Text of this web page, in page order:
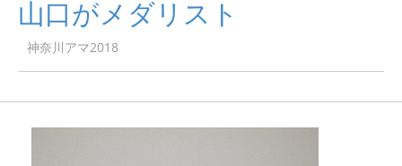
山口がメダリスト
神奈川アマ2018